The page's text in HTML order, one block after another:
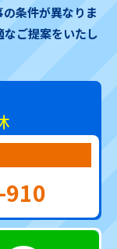
条件が異なりま
ご提案をいたし